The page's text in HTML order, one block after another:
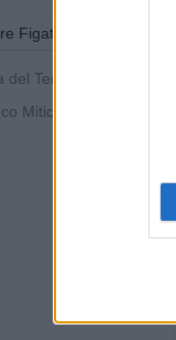
Figate
del Tempo
Mitic